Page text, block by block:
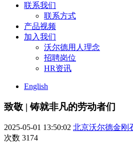
联系我们
联系方式
产品视频
加入我们
沃尔德用人理念
招聘岗位
HR资讯
English
致敬 | 铸就非凡的劳动者们
2025-05-01 13:50:02 北京沃尔德金刚
次数 3174